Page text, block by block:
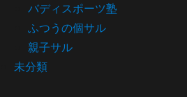
バディスポーツ塾
ふつうの個サル
親子サル
未分類